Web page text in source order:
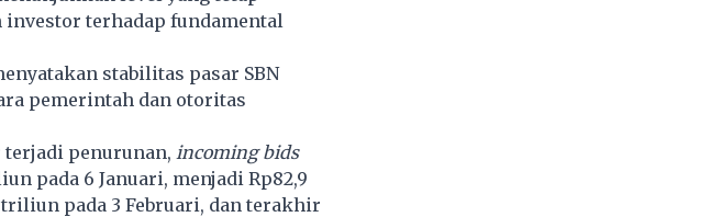
terhadap fundamental
stabilitas pasar SBN
pemerintah dan otoritas
terjadi penurunan, incoming bids
pada 6 Januari, menjadi Rp82,9
pada 3 Februari, dan terakhir